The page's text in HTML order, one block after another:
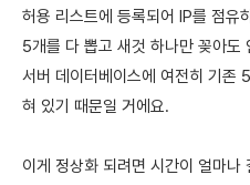
허용 리스트에 등록되어 IP를 점유
5개를 다 뽑고 새것 하나만 꽂아도
서버 데이터베이스에 여전히 기존
혀 있기 때문일 거에요.
이게 정상화 되려면 시간이 얼마나